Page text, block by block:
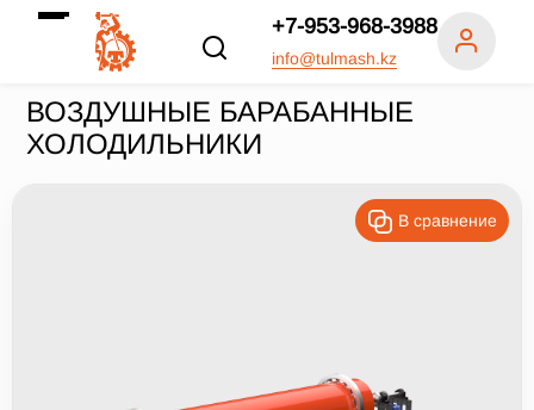
+7-953-968-3988
info@tulmash.kz
ВОЗДУШНЫЕ БАРАБАННЫЕ
ХОЛОДИЛЬНИКИ
В сравнение